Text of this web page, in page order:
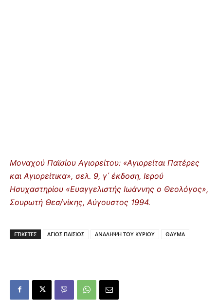
Μοναχού Παϊσίου Αγιορείτου: «Αγιορείται Πατέρες
και Αγιορείτικα», σελ. 9, γ΄ έκδοση, Ιερού
Ησυχαστηρίου «Ευαγγελιστής Ιωάννης ο Θεολόγος»,
Σουρωτή Θεσ/νίκης, Αύγουστος 1994.
ΕΤΙΚΕΤΕΣ ΑΓΙΟΣ ΠΑΙΣΙΟΣ ΑΝΑΛΗΨΗ ΤΟΥ ΚΥΡΙΟΥ ΘΑΥΜΑ